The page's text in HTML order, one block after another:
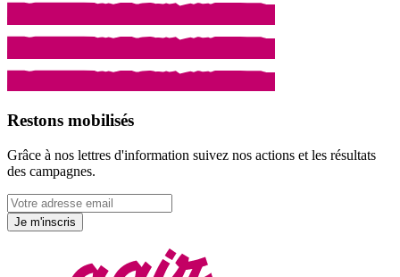
Restons mobilisés
Grâce à nos lettres d'information suivez nos actions et les résultats
des campagnes.
Je m'inscris